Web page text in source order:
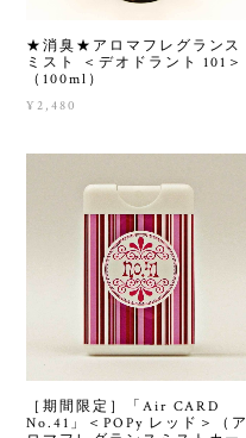
★消臭★アロマフレグランス
ミスト ＜デオドラント 101＞
（100ml）
¥2,480
［期間限定］「Air CARD
No.41」＜POPy レッド＞（ア